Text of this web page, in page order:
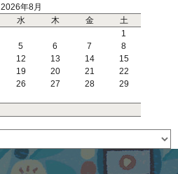
2026年8月
水 木 金 土
1
5 6 7
8
12 13 14
15
19 20 21
22
26 27 28
29